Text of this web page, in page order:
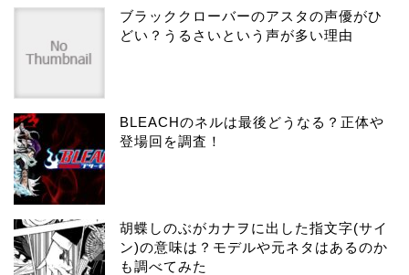
ブラッククローバーのアスタの声優がひ
どい？うるさいという声が多い理由
BLEACHのネルは最後どうなる？正体や
登場回を調査！
胡蝶しのぶがカナヲに出した指文字(サイ
ン)の意味は？モデルや元ネタはあるのか
も調べてみた